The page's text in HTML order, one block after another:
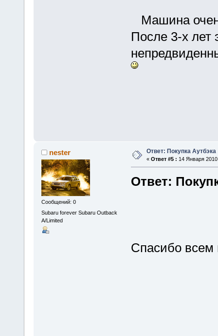
Машина
После 3-х лет
nester
Сообщений: 0
Subaru forever Subaru Outback
A/Limited
Ответ: Покупка Аутбэка
« Ответ #5 : 14 Января
Ответ:
Спасибо всем